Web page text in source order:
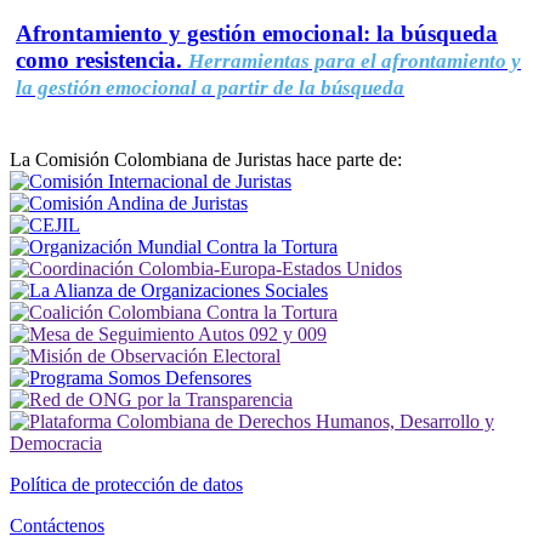
Afrontamiento y gestión emocional: la búsqueda
como resistencia. Herramientas para el afrontamiento y
la gestión emocional a partir de la búsqueda
La Comisión Colombiana de Juristas hace parte de:
Política de protección de datos
Contáctenos